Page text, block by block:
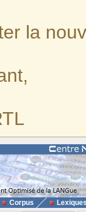
la
Corpus